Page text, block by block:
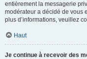
entièrement la messagerie
modérateur a décidé de vous
plus d’informations, veuillez
Haut
Je continue à recevoir des